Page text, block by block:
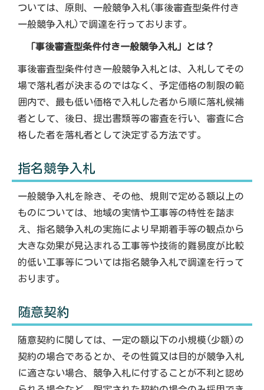
ついては、原則、一般競争入札(事後審査型条件付き
一般競争入札)で調達を行っております。
「事後審査型条件付き一般競争入札」とは？
事後審査型条件付き一般競争入札とは、入札してその
場で落札者が決まるのではなく、予定価格の制限の範
囲内で、最も低い価格で入札した者から順に落札候補
者として、後日、提出書類等の審査を行い、審査に合
格した者を落札者として決定する方法です。
指名競争入札
一般競争入札を除き、その他、規則で定める額以上の
ものについては、地域の実情や工事等の特性を踏ま
え、指名競争入札の実施により早期着手等の観点から
大きな効果が見込まれる工事等や技術的難易度が比較
的低い工事等については指名競争入札で調達を行って
おります。
随意契約
随意契約に関しては、一定の額以下の小規模(少額)の
契約の場合であるとか、その性質又は目的が競争入札
に適さない場合、競争入札に付することが不利と認め